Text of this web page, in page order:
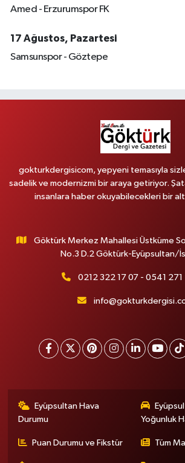
Amed - Erzurumspor FK
17 Ağustos, Pazartesi
Samsunspor - Göztepe
gokturkdergisicom, yepyeni temasıyla
sadelik ve modernizmi bir araya getiriyor.
insanlara haber okuyabilecekleri bir
Göktürk Merkez Mahallesi Üstküme
No.3 D.2 Göktürk-Eyüpsultan/
0212 322 17 07 - 0541
Eyüpsultan Hava
Durumu
Yoğunluk
Puan Durumu ve Fikstür Tüm